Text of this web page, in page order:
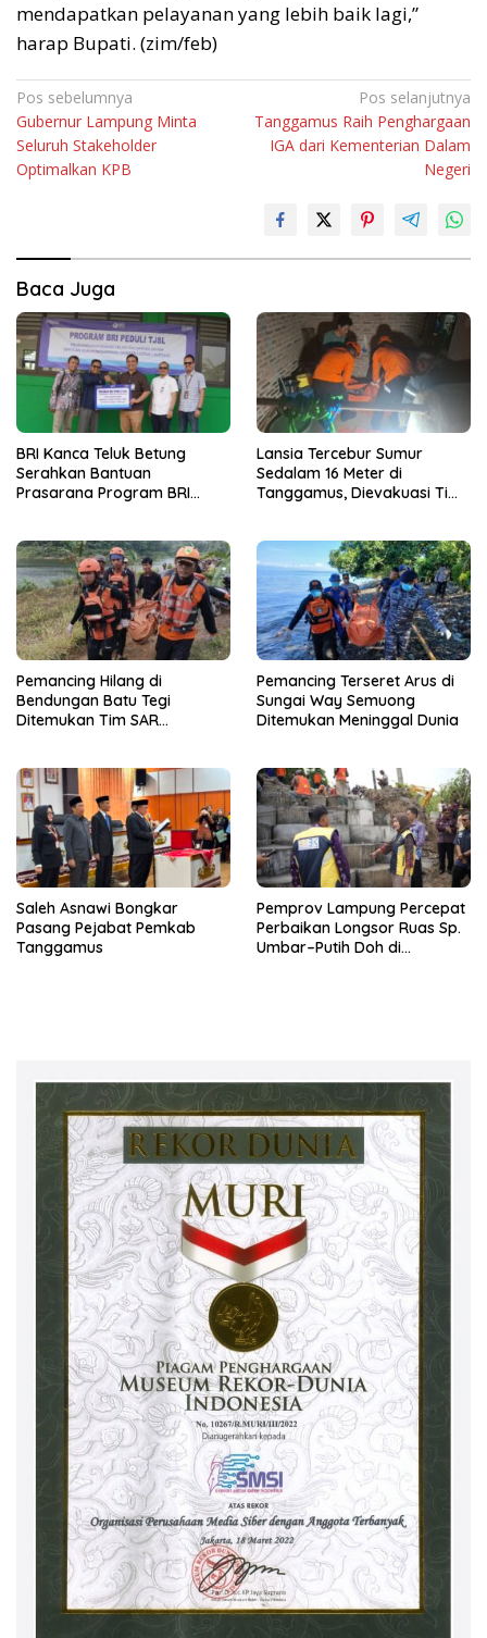
mendapatkan pelayanan yang lebih baik lagi,”
harap Bupati. (zim/feb)
Navigasi
pos
Pos sebelumnya
Gubernur Lampung Minta
Seluruh Stakeholder
Optimalkan KPB
Pos selanjutnya
Tanggamus Raih Penghargaan
IGA dari Kementerian Dalam
Negeri
Baca Juga
BRI Kanca Teluk Betung
Serahkan Bantuan
Prasarana Program BRI
LAZDAI
Lansia Tercebur Sumur
Sedalam 16 Meter di
Tanggamus, Dievakuasi Tim
Pemancing Hilang di
Bendungan Batu Tegi
Ditemukan Tim SAR
Pemancing Terseret Arus di
Sungai Way Semuong
Ditemukan Meninggal Dunia
Saleh Asnawi Bongkar
Pasang Pejabat Pemkab
Tanggamus
Pemprov Lampung Percepat
Perbaikan Longsor Ruas Sp.
Umbar–Putih Doh di